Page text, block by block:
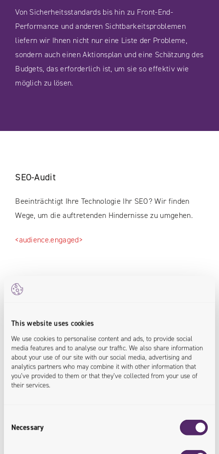
This website uses cookies
We use cookies to personalise content and ads, to provide social
media features and to analyse our traffic. We also share information
about your use of our site with our social media, advertising and
analytics partners who may combine it with other information that
you’ve provided to them or that they’ve collected from your use of
their services.
Selection
Necessary
Von Sicherheitsstandards bis hin zu Front-End-
Performance und anderen Sichtbarkeitsproblemen
liefern wir Ihnen nicht nur eine Liste der Probleme,
sondern auch einen Aktionsplan und eine Schätzung des
Budgets, das erforderlich ist, um sie so effektiv wie
möglich zu lösen.
SEO-Audit
Beeinträchtigt Ihre Technologie Ihr SEO? Wir finden
Wege, um die auftretenden Hindernisse zu umgehen.
<audience.engaged>
Google Lighthouse Score
Zugänglichkeit helfen wir Ihnen, Ihren Google-
Lighthouse-Wert zu verbessern, um eine bessere
Sichtbarkeit zu erreichen.
<speed.improved>